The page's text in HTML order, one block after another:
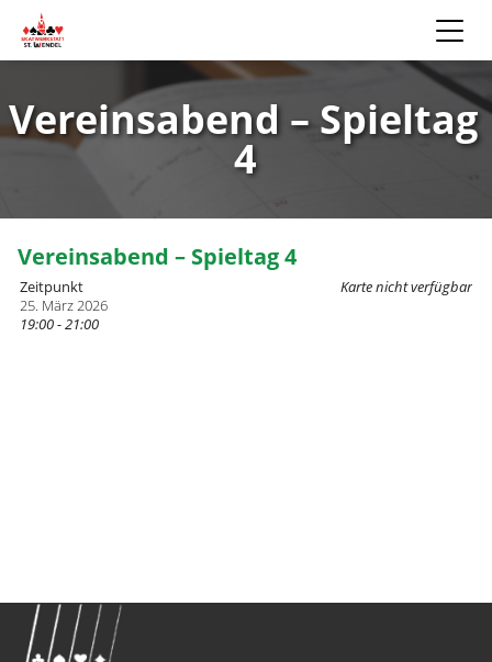
Vereinsabend – Spieltag
4
Vereinsabend – Spieltag 4
Karte nicht verfügbar
Zeitpunkt
25. März 2026
19:00 - 21:00